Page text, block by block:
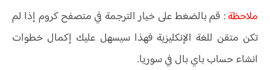
ملاحظة: قم بالضغط على خيار الترجمة في متصفح كروم إذا لم
تكن متقن للغة الإنكليزية فهذا سيسهل عليك إكمال خطوات
انشاء حساب باي بال في سوريا.